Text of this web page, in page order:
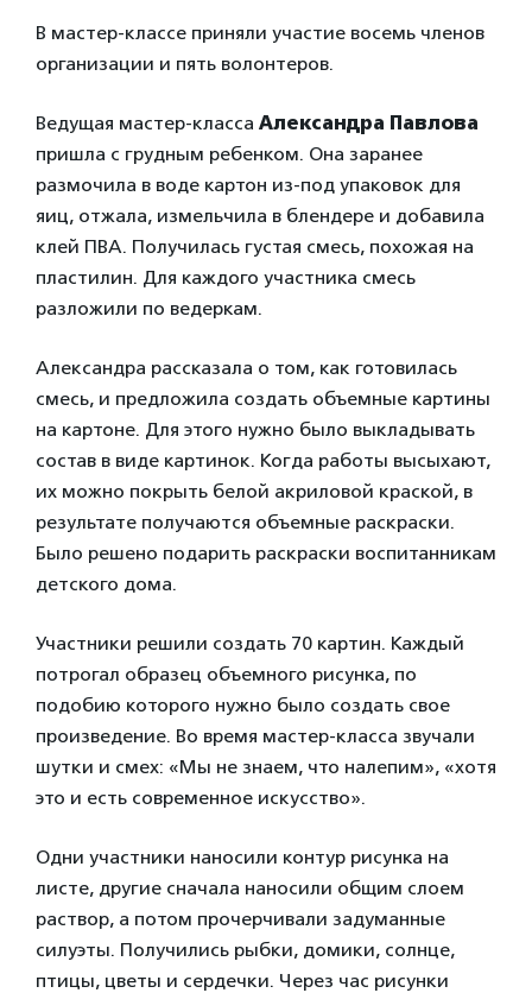
В мастер-классе приняли участие восемь членов
организации и пять волонтеров.
Ведущая мастер-класса Александра Павлова
пришла с грудным ребенком. Она заранее
размочила в воде картон из-под упаковок для
яиц, отжала, измельчила в блендере и добавила
клей ПВА. Получилась густая смесь, похожая на
пластилин. Для каждого участника смесь
разложили по ведеркам.
Александра рассказала о том, как готовилась
смесь, и предложила создать объемные картины
на картоне. Для этого нужно было выкладывать
состав в виде картинок. Когда работы высыхают,
их можно покрыть белой акриловой краской, в
результате получаются объемные раскраски.
Было решено подарить раскраски воспитанникам
детского дома.
Участники решили создать 70 картин. Каждый
потрогал образец объемного рисунка, по
подобию которого нужно было создать свое
произведение. Во время мастер-класса звучали
шутки и смех: «Мы не знаем, что налепим», «хотя
это и есть современное искусство».
Одни участники наносили контур рисунка на
листе, другие сначала наносили общим слоем
раствор, а потом прочерчивали задуманные
силуэты. Получились рыбки, домики, солнце,
птицы, цветы и сердечки. Через час рисунки